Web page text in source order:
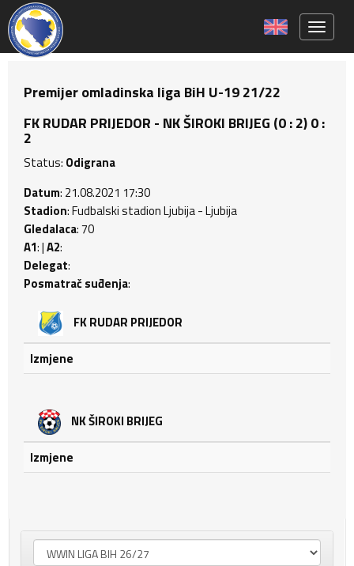
Premijer omladinska liga BiH U-19 21/22
FK RUDAR PRIJEDOR - NK ŠIROKI BRIJEG (0 : 2) 0 :
2
Status: Odigrana
Datum: 21.08.2021 17:30
Stadion: Fudbalski stadion Ljubija - Ljubija
Gledalaca: 70
A1: |A2:
Delegat:
Posmatrač suđenja:
FK RUDAR PRIJEDOR
Izmjene
NK ŠIROKI BRIJEG
Izmjene